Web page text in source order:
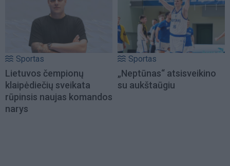
Sportas
Lietuvos čempionų
klaipėdiečių sveikata
rūpinsis naujas komandos
narys
Sportas
„Neptūnas“ atsisveikino
su aukštaūgiu